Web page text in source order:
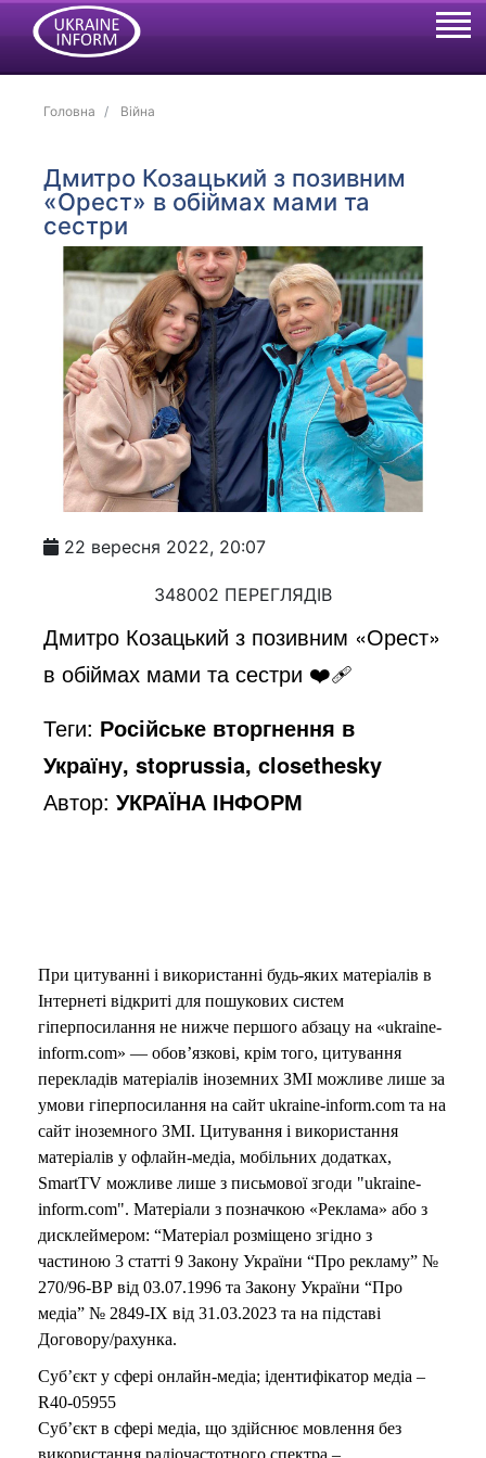
Головна Війна
Дмитро Козацький з позивним
«Орест» в обіймах мами та
сестри
22 вересня 2022, 20:07
348002 ПЕРЕГЛЯДІВ
Дмитро Козацький з позивним «Орест»
в обіймах мами та сестри ❤️‍🩹
Теги: Російське вторгнення в
Україну, stoprussia, closethesky
Автор:УКРАЇНА ІНФОРМ
При цитуванні і використанні будь-яких матеріалів в
Інтернеті відкриті для пошукових систем
гіперпосилання не нижче першого абзацу на «ukraine-
inform.com» — обов’язкові, крім того, цитування
перекладів матеріалів іноземних ЗМІ можливе лише за
умови гіперпосилання на сайт ukraine-inform.com та на
сайт іноземного ЗМІ. Цитування і використання
матеріалів у офлайн-медіа, мобільних додатках,
SmartTV можливе лише з письмової згоди "ukraine-
inform.com". Матеріали з позначкою «Реклама» або з
дисклеймером: “Матеріал розміщено згідно з
частиною 3 статті 9 Закону України “Про рекламу” №
270/96-ВР від 03.07.1996 та Закону України “Про
медіа” № 2849-IX від 31.03.2023 та на підставі
Договору/рахунка.
Суб’єкт у сфері онлайн-медіа; ідентифікатор медіа –
R40-05955
Суб’єкт в сфері медіа, що здійснює мовлення без
використання радіочастотного спектра –